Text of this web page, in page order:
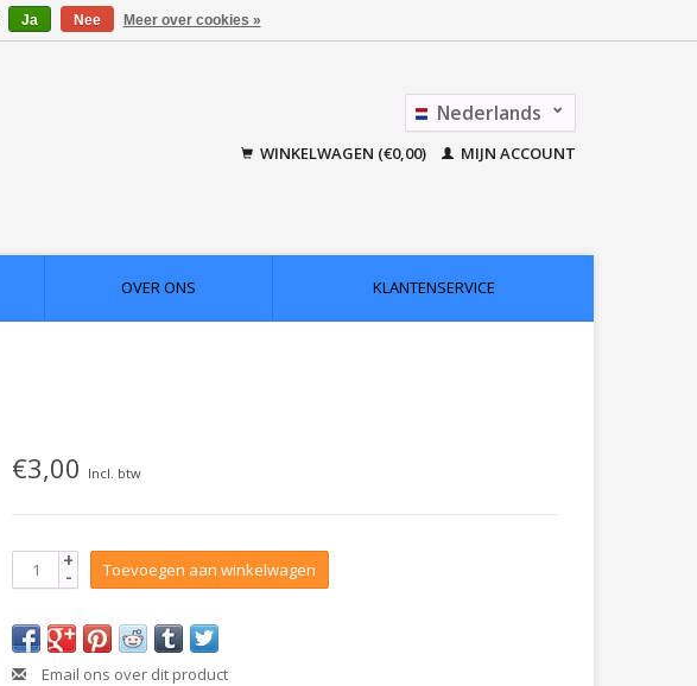
Nederlands
Français
WINKELWAGEN (€0,00) MIJN ACCOUNT
OVER ONS KLANTENSERVICE
€3,00 Incl. btw
+
- Toevoegen aan winkelwagen
Email ons over dit product
Ja Nee Meer over cookies »